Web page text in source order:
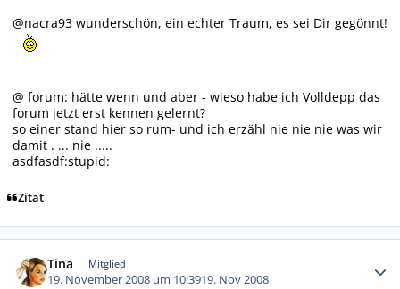
@nacra93 wunderschön, ein echter Traum, es sei Dir gegönnt!
@ forum: hätte wenn und aber - wieso habe ich Volldepp das
forum jetzt erst kennen gelernt?
so einer stand hier so rum- und ich erzähl nie nie nie was wir
damit . ... nie .....
asdfasdf:stupid:
Zitat
Tina Mitglied
19. November 2008 um 10:3919. Nov 2008